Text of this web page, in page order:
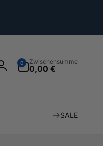
Einloggen
0
Artikel
Zwischensumme
0,00 €
SALE